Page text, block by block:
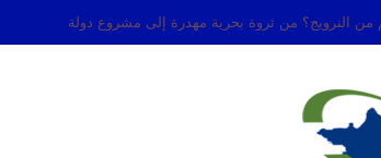
قضية الحكم عمر عرتن